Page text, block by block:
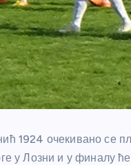
1924 очекивано се
у Лозни и у финалу